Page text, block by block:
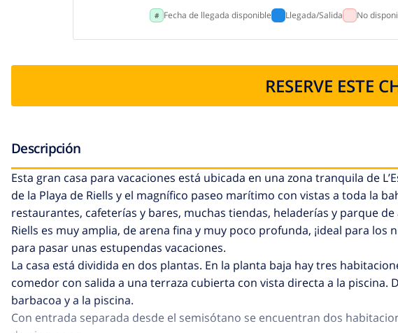
Fecha de llegada disponible Llegada/Salida No
RESERVE ESTE
Descripción
Esta gran casa para vacaciones está ubicada en una zona tranquila de
de la Playa de Riells y el magnífico paseo marítimo con vistas a toda la
restaurantes, cafeterías y bares, muchas tiendas, heladerías y parque
Riells es muy amplia, de arena fina y muy poco profunda, ¡ideal para los
para pasar unas estupendas vacaciones.
La casa está dividida en dos plantas. En la planta baja hay tres
comedor con salida a una terraza cubierta con vista directa a la piscina.
barbacoa y a la piscina.
Con entrada separada desde el semisótano se encuentran dos